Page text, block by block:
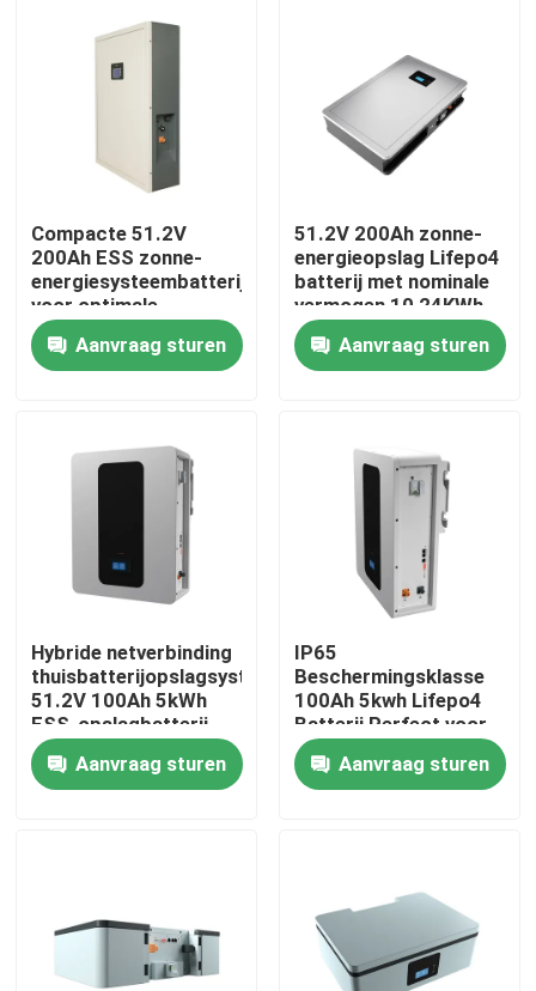
Thuis
Producten
VR-show
Fabrieksreis
Kwaliteitscontrole
Contacteer ons
Lithium Ionenlifepo4 Batterij
Compacte 51.2V
200Ah ESS zonne-
energiesysteembatterij
voor optimale
prestaties
Aanvraag sturen
51.2V 200Ah zonne-
energieopslag Lifepo4
batterij met nominale
vermogen 10,24KWh
95%DOD
Aanvraag sturen
Hybride netverbinding
thuisbatterijopslagsysteem
51.2V 100Ah 5kWh
ESS-opslagbatterij
Aanvraag sturen
IP65
Beschermingsklasse
100Ah 5kwh Lifepo4
Batterij Perfect voor
energieopslagbatterij
ESS Aanvraag sturen